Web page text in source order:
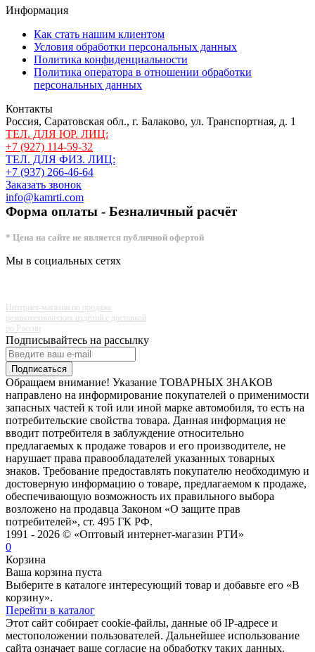
Информация
Как стать нашим клиентом
Условия обработки персональных данных
Политика конфиденциальности
Политика оператора в отношении обработки
персональных данных
Контакты
Россия, Саратовская обл., г. Балаково, ул. Транспортная, д. 1
ТЕЛ. ДЛЯ ЮР. ЛИЦ:
+7 (927) 114-59-32
ТЕЛ. ДЛЯ ФИЗ. ЛИЦ:
+7 (937) 266-46-64
Заказать звонок
info@kamrti.com
Форма оплаты - Безналичный расчёт
* Цена на сайте не является публичной офертой
Мы в социальных сетях
Интернет-магазин по продаже
резинотехнических изделий с доставкой
по России
Подписывайтесь на рассылку
Подписаться
Обращаем внимание! Указание ТОВАРНЫХ ЗНАКОВ
направлено на информирование покупателей о применимости
запасных частей к той или иной марке автомобиля, то есть на
потребительские свойства товара. Данная информация не
вводит потребителя в заблуждение относительно
предлагаемых к продаже товаров и его производителе, не
нарушает права правообладателей указанных товарных
знаков. Требование предоставлять покупателю необходимую и
достоверную информацию о товаре, предлагаемом к продаже,
обеспечивающую возможность их правильного выбора
возложено на продавца Законом «О защите прав
потребителей», ст. 495 ГК РФ.
1991 - 2026 © «Оптовый интернет-магазин РТИ»
0
Корзина
Ваша корзина пуста
Выберите в каталоге интересующий товар и добавьте его «В
корзину».
Перейти в каталог
Этот сайт собирает cookie-файлы, данные об IP-адресе и
местоположении пользователей. Дальнейшее использование
сайта означает ваше согласие на обработку таких данных.